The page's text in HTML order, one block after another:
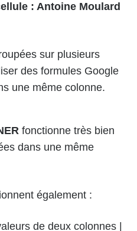
: Antoine Moulard
sur plusieurs
des formules Google
une même colonne.
fonctionne très bien
dans une même
également :
de deux colonnes |